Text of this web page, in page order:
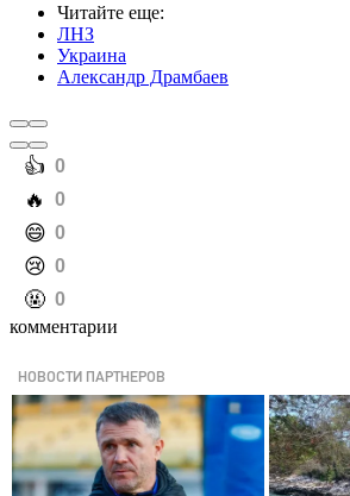
Читайте еще:
ЛНЗ
Украина
Александр Драмбаев
️👍 0
️🔥 0
️😄 0
️😢 0
️🤬 0
комментарии